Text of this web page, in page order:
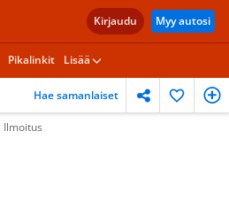
Kirjaudu Myy autosi
Pikalinkit Lisää
Hae samanlaiset
Ilmoitus